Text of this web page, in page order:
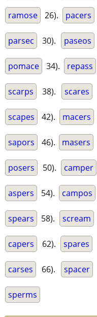
ramose 26). pacers
parsec 30). paseos
pomace 34). repass
scarps 38). scares
scapes 42). macers
sapors 46). masers
posers 50). camper
aspers 54). campos
spears 58). scream
capers 62). spares
carses 66). spacer
sperms